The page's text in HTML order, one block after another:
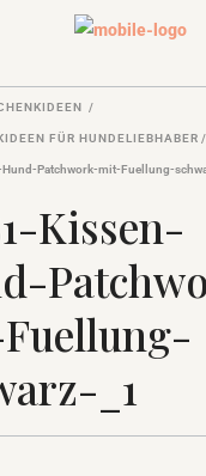
/
FÜR HUNDELIEBHABER /
Patchwork-mit-Fuellung-
Kissen-
_1